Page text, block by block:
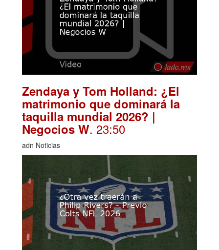
Zendaya y Tom Holland: ¿El
matrimonio que dominará la
taquilla mundial 2026? |
Negocios W. 23:50
adn Noticias